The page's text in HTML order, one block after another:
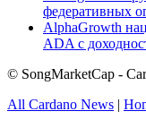
федеративных
AlphaGrowth
ADA с
© SongMarketCap -
All Cardano News |